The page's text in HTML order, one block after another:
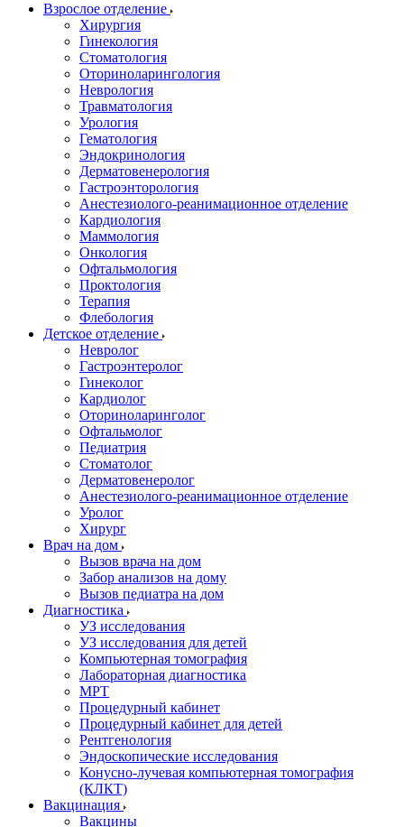
Взрослое отделение
Хирургия
Гинекология
Стоматология
Оториноларингология
Неврология
Травматология
Урология
Гематология
Эндокринология
Дерматовенерология
Гастроэнторология
Анестезиолого-реанимационное отделение
Кардиология
Маммология
Онкология
Офтальмология
Проктология
Терапия
Флебология
Детское отделение
Невролог
Гастроэнтеролог
Гинеколог
Кардиолог
Оториноларинголог
Офтальмолог
Педиатрия
Стоматолог
Дерматовенеролог
Анестезиолого-реанимационное отделение
Уролог
Хирург
Врач на дом
Вызов врача на дом
Забор анализов на дому
Вызов педиатра на дом
Диагностика
УЗ исследования
УЗ исследования для детей
Компьютерная томография
Лабораторная диагностика
МРТ
Процедурный кабинет
Процедурный кабинет для детей
Рентгенология
Эндоскопические исследования
Конусно-лучевая компьютерная томография
(КЛКТ)
Вакцинация
Вакцины